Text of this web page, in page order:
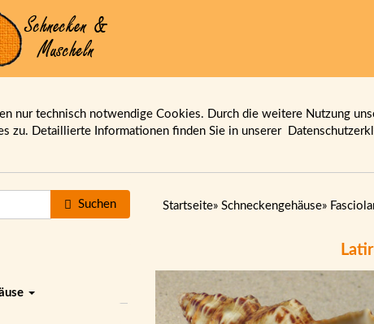
nur technisch notwendige Cookies. Durch die weitere Nutzung
zu. Detaillierte Informationen finden Sie in unserer
Suchen Startseite» Schneckengehäuse»